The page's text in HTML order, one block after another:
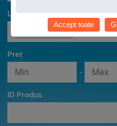
Localităţi
Toate localităţile
Preț
-
ID Produs
Accept toate